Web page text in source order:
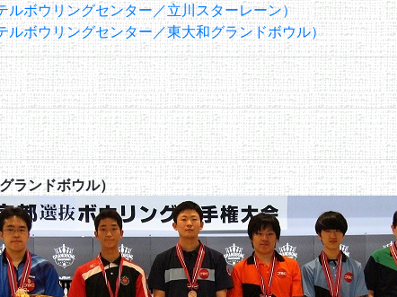
ウリングセンター／立川スターレーン）
ウリングセンター／東大和グランドボウル）
ンドボウル）